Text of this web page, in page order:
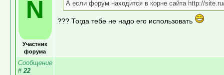
N
Участник
форума
А если форум находится в корне сайта http://
??? Тогда тебе не надо его использовать
Сообщение
# 22